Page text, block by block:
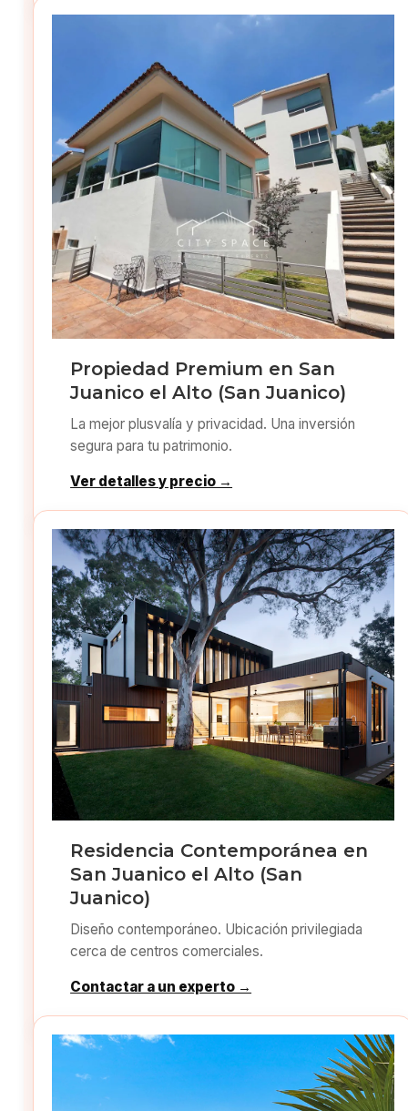
Propiedad Premium en San
Juanico el Alto (San Juanico)
La mejor plusvalía y privacidad. Una inversión
segura para tu patrimonio.
Ver detalles y precio →
Residencia Contemporánea en
San Juanico el Alto (San
Juanico)
Diseño contemporáneo. Ubicación privilegiada
cerca de centros comerciales.
Contactar a un experto →